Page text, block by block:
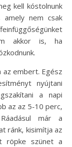
kell kóstolnunk
amely nem csak
akkor is, ha
az embert. Egész
nyújtani
a napi
az az 5-10 perc,
már a
ránk, kisimítja az
röpke szünet a